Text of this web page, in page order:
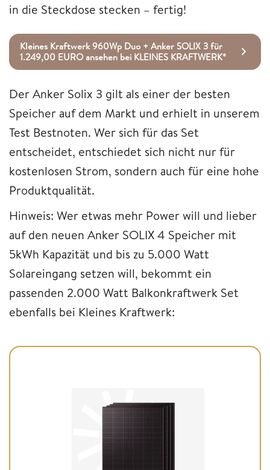
in die Steckdose stecken – fertig!
Kleines Kraftwerk 960Wp Duo + Anker SOLIX 3 für
1.249,00 EURO ansehen bei KLEINES KRAFTWERK*
Der Anker Solix 3 gilt als einer der besten
Speicher auf dem Markt und erhielt in unserem
Test Bestnoten. Wer sich für das Set
entscheidet, entschiedet sich nicht nur für
kostenlosen Strom, sondern auch für eine hohe
Produktqualität.
Hinweis: Wer etwas mehr Power will und lieber
auf den neuen Anker SOLIX 4 Speicher mit
5kWh Kapazität und bis zu 5.000 Watt
Solareingang setzen will, bekommt ein
passenden 2.000 Watt Balkonkraftwerk Set
ebenfalls bei Kleines Kraftwerk: